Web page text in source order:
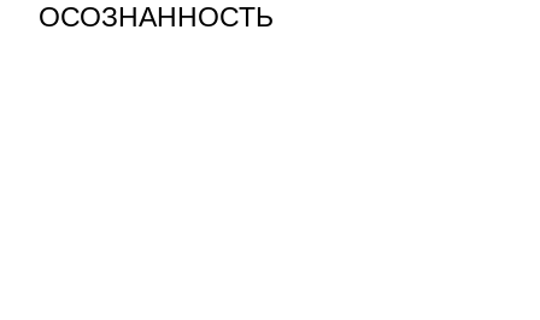
ОСОЗНАННОСТЬ